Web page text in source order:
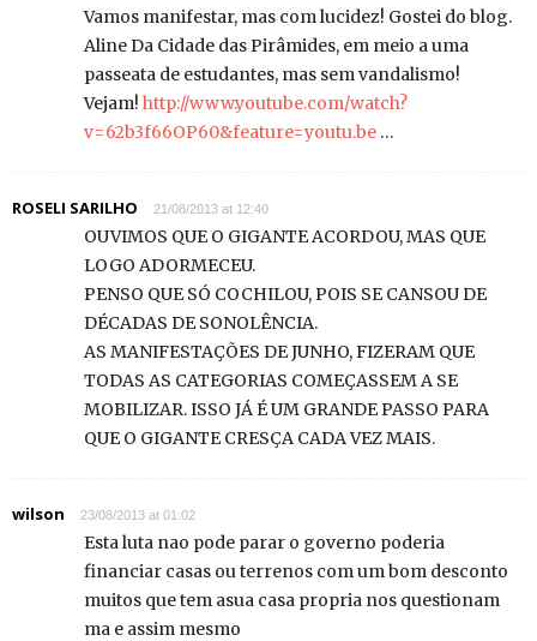
Vamos manifestar, mas com lucidez! Gostei do blog.
Aline Da Cidade das Pirâmides, em meio a uma
passeata de estudantes, mas sem vandalismo!
Vejam! http://www.youtube.com/watch?
v=62b3f66OP60&feature=youtu.be …
ROSELI SARILHO 21/08/2013 at 12:40
OUVIMOS QUE O GIGANTE ACORDOU, MAS QUE
LOGO ADORMECEU.
PENSO QUE SÓ COCHILOU, POIS SE CANSOU DE
DÉCADAS DE SONOLÊNCIA.
AS MANIFESTAÇÕES DE JUNHO, FIZERAM QUE
TODAS AS CATEGORIAS COMEÇASSEM A SE
MOBILIZAR. ISSO JÁ É UM GRANDE PASSO PARA
QUE O GIGANTE CRESÇA CADA VEZ MAIS.
wilson 23/08/2013 at 01:02
Esta luta nao pode parar o governo poderia
financiar casas ou terrenos com um bom desconto
muitos que tem asua casa propria nos questionam
ma e assim mesmo